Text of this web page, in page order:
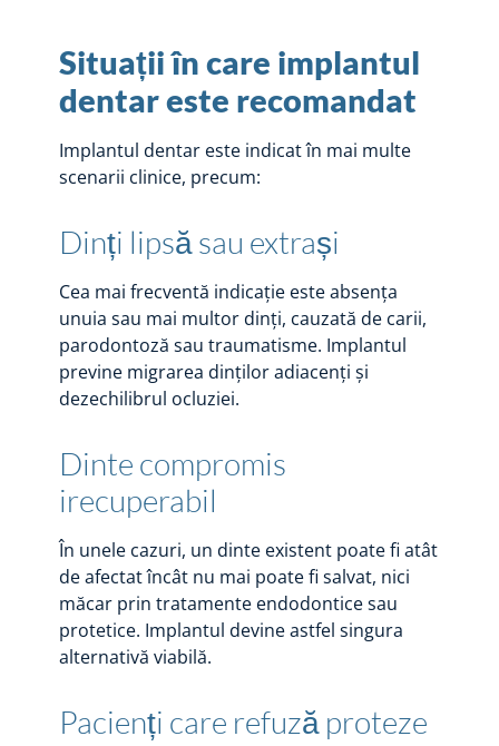
Situații în care implantul
dentar este recomandat
Implantul dentar este indicat în mai multe
scenarii clinice, precum:
Dinți lipsă sau extrași
Cea mai frecventă indicație este absența
unuia sau mai multor dinți, cauzată de carii,
parodontoză sau traumatisme. Implantul
previne migrarea dinților adiacenți și
dezechilibrul ocluziei.
Dinte compromis
irecuperabil
În unele cazuri, un dinte existent poate fi atât
de afectat încât nu mai poate fi salvat, nici
măcar prin tratamente endodontice sau
protetice. Implantul devine astfel singura
alternativă viabilă.
Pacienți care refuză proteze